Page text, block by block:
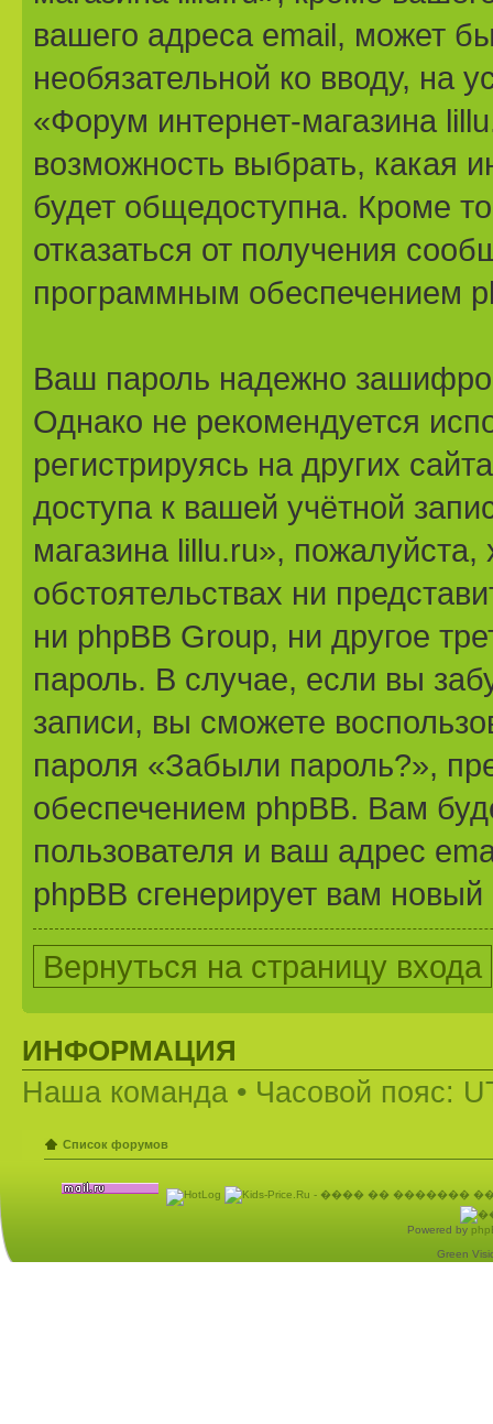
вашего адреса email, может
необязательной ко вводу, на
«Форум интернет-магазина
возможность выбрать, какая
будет общедоступна. Кроме
отказаться от получения
программным обеспечением
Ваш пароль надежно
Однако не рекомендуется
регистрируясь на других
доступа к вашей учётной
магазина lillu.ru», пожалуйста,
обстоятельствах ни
ни phpBB Group, ни другое
пароль. В случае, если вы
записи, вы сможете
пароля «Забыли пароль?»,
обеспечением phpBB. Вам
пользователя и ваш адрес
phpBB сгенерирует вам
Вернуться на страницу входа
ИНФОРМАЦИЯ
Наша команда • Часовой пояс:
Список форумов
Powered by
Green